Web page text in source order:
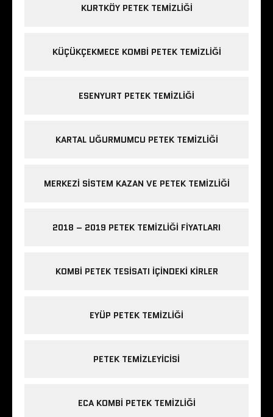
KURTKÖY PETEK TEMIZLIĞI
KÜÇÜKÇEKMECE KOMBI PETEK TEMIZLIĞI
ESENYURT PETEK TEMIZLIĞI
KARTAL UĞURMUMCU PETEK TEMIZLIĞI
MERKEZI SISTEM KAZAN VE PETEK TEMIZLIĞI
2018 – 2019 PETEK TEMIZLIĞI FIYATLARI
KOMBI PETEK TESISATI IÇINDEKI KIRLER
EYÜP PETEK TEMIZLIĞI
PETEK TEMIZLEYICISI
ECA KOMBI PETEK TEMIZLIĞI